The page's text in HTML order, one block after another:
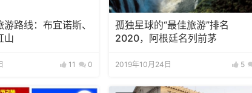
路线：布宜诺斯、
山
11 0
孤独星球的“最佳旅游”排名
2020，阿根廷名列前茅
2019年10月24日 5